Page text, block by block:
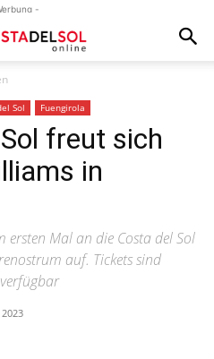
-
Sol Fuengirola
freut sich
in
Mal an die Costa del Sol
auf. Tickets sind